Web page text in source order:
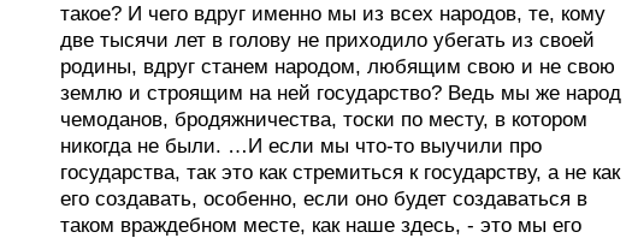
такое? И чего вдруг именно мы из всех народов, те, кому
две тысячи лет в голову не приходило убегать из своей
родины, вдруг станем народом, любящим свою и не свою
землю и строящим на ней государство? Ведь мы же народ
чемоданов, бродяжничества, тоски по месту, в котором
никогда не были. …И если мы что-то выучили про
государства, так это как стремиться к государству, а не как
его создавать, особенно, если оно будет создаваться в
таком враждебном месте, как наше здесь, - это мы его